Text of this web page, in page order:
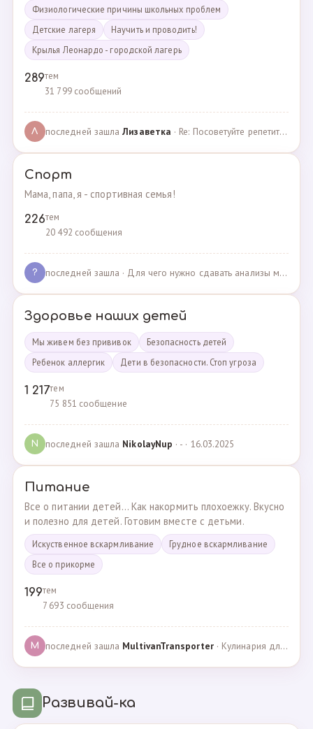
Физиологические причины школьных проблем
Детские лагеря
Научить и проводить!
Крылья Леонардо - городской лагерь
289тем
31 799 сообщений
Л последней зашлаЛизаветка · Re: Посоветуйте репетитора по английскому · 27.11.2024
Спорт
Мама, папа, я - спортивная семья!
226тем
20 492 сообщения
? последней зашла · Для чего нужно сдавать анализы мочи спортсменам? · 03.05.2025
Здоровье наших детей
Мы живем без прививок
Безопасность детей
Ребенок аллергик
Дети в безопасности. Стоп угроза
1 217тем
75 851 сообщение
N последней зашла NikolayNup · - · 16.03.2025
Питание
Все о питании детей... Как накормить плохоежку. Вкусно
и полезно для детей. Готовим вместе с детьми.
Искуственное вскармливание
Грудное вскармливание
Все о прикорме
199тем
7 693 сообщения
M последней зашла MultivanTransporter· Кулинария для более старших · 24.10.2024
Развивай-ка